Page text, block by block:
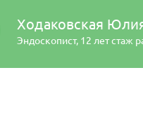
Ходаковская
Эндоскопист, 12 лет стаж